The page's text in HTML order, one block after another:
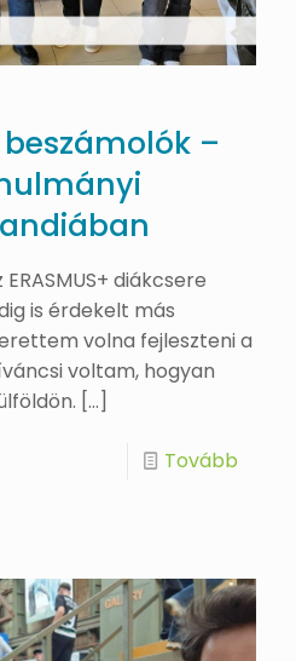
–
diákcsere
is érdekelt más
volna fejleszteni a
voltam, hogyan
[…]
Tovább